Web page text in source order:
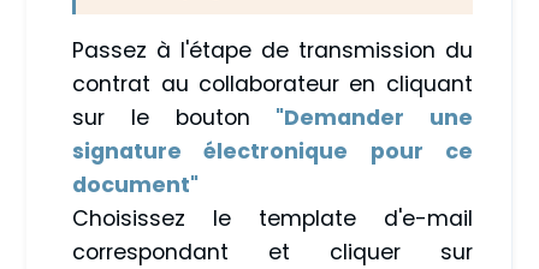
Passez à l'étape de transmission du
contrat au collaborateur en cliquant
sur le bouton "Demander une
signature électronique pour ce
document"
Choisissez le template d'e-mail
correspondant et cliquer sur